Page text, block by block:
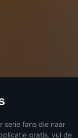
serie fans die naar
gratis, vul de